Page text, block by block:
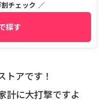
チェック ／
探す
トアです！
計に大打撃ですよ